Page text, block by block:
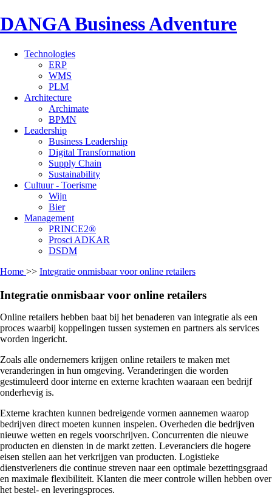
DANGA Business Adventure
Technologies
ERP
WMS
PLM
Architecture
Archimate
BPMN
Leadership
Business Leadership
Digital Transformation
Supply Chain
Sustainability
Cultuur - Toerisme
Wijn
Bier
Management
PRINCE2®
Prosci ADKAR
DSDM
Home >> Integratie onmisbaar voor online retailers
Integratie onmisbaar voor online retailers
Online retailers hebben baat bij het benaderen van integratie als een
proces waarbij koppelingen tussen systemen en partners als services
worden ingericht.
Zoals alle ondernemers krijgen online retailers te maken met
veranderingen in hun omgeving. Veranderingen die worden
gestimuleerd door interne en externe krachten waaraan een bedrijf
onderhevig is.
Externe krachten kunnen bedreigende vormen aannemen waarop
bedrijven direct moeten kunnen inspelen. Overheden die bedrijven
nieuwe wetten en regels voorschrijven. Concurrenten die nieuwe
producten en diensten in de markt zetten. Leveranciers die hogere
eisen stellen aan het verkrijgen van producten. Logistieke
dienstverleners die continue streven naar een optimale bezettingsgraad
en maximale flexibiliteit. Klanten die meer controle willen hebben over
het bestel- en leveringsproces.